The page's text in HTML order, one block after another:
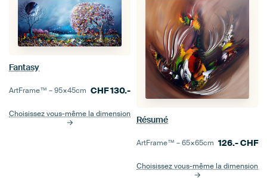
Fantasy
ArtFrame™ –95×45cm CHF130.-
Choisissez vous-même la dimension
Résumé
ArtFrame™ –65×65cm 126.-CHF
Choisissez vous-même la dimension